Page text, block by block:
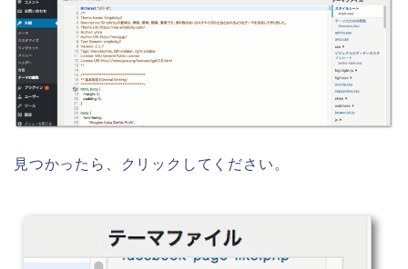
見つかったら、クリックしてください。